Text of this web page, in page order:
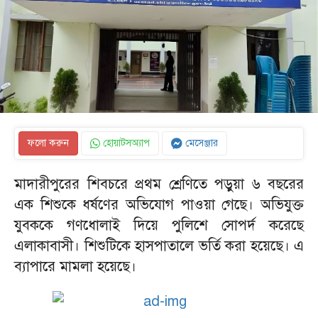
ফলো করুন হোয়াটসঅ্যাপ মেসেঞ্জার
মাদারীপুরের শিবচরে প্রথম শ্রেণিতে পড়ুয়া ৬ বছরের
এক শিশুকে ধর্ষণের অভিযোগ পাওয়া গেছে। অভিযুক্ত
যুবককে গণধোলাই দিয়ে পুলিশে সোপর্দ করেছে
এলাকাবাসী। শিশুটিকে হাসপাতালে ভর্তি করা হয়েছে। এ
ব্যাপারে মামলা হয়েছে।